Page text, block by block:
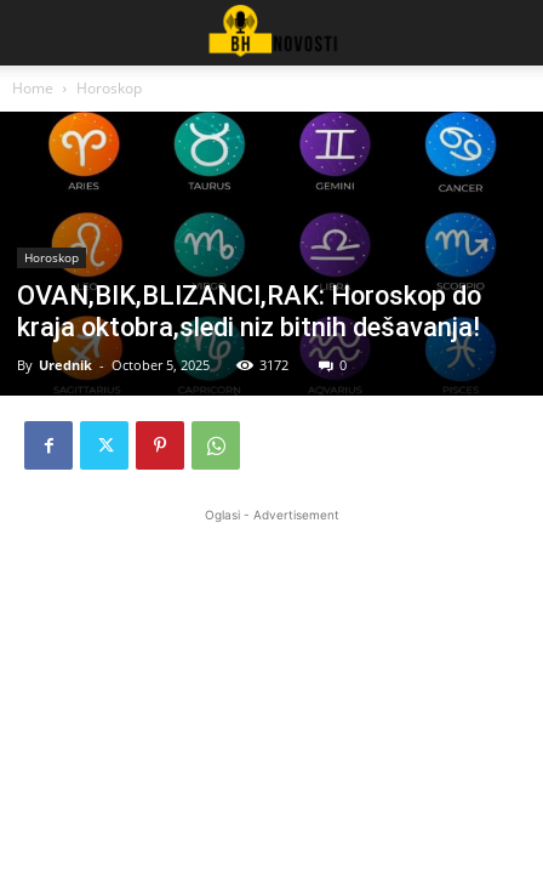
Home Horoskop
Horoskop
OVAN,BIK,BLIZANCI,RAK: Horoskop do
kraja oktobra,sledi niz bitnih dešavanja!
By Urednik - October 5, 2025 3172 0
Oglasi - Advertisement